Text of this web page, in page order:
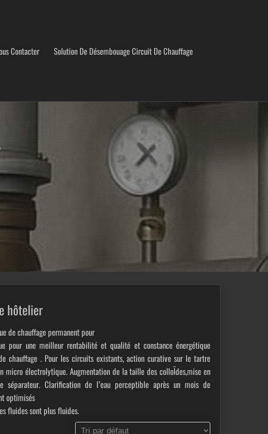
Contacter Solution De Désembouage Circuit De Chauffage
hôtelier
de chauffage permanent pour
pour une meilleur rentabilité et qualité et constance énergétique
chauffage . Pour les circuits existants, action curative sur le tartre
micro électrolytique. Augmentation de la taille des colloÏdes,mise en
séparateur. Clarification de l’eau perceptible après un mois de
optimisés
fluides sont plus fluides.